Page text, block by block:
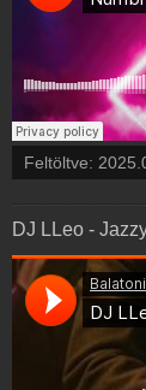
Feltöltve:
DJ LLeo -